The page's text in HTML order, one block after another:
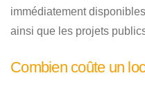
immédiatement
ainsi que les projets
Combien coûte un